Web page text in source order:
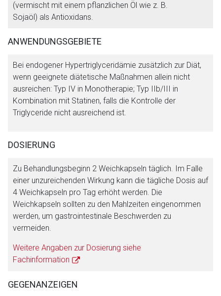
(vermischt mit einem pflanzlichen Öl wie z. B.
Sojaöl) als Antioxidans.
ANWENDUNGSGEBIETE
Bei endogener Hypertriglyceridämie zusätzlich zur Diät,
wenn geeignete diätetische Maßnahmen allein nicht
ausreichen: Typ IV in Monotherapie; Typ IIb/III in
Kombination mit Statinen, falls die Kontrolle der
Triglyceride nicht ausreichend ist.
DOSIERUNG
Zu Behandlungsbeginn 2 Weichkapseln täglich. Im Falle
einer unzureichenden Wirkung kann die tägliche Dosis auf
4 Weichkapseln pro Tag erhöht werden. Die
Weichkapseln sollten zu den Mahlzeiten eingenommen
werden, um gastrointestinale Beschwerden zu
vermeiden.
Weitere Angaben zur Dosierung siehe
Fachinformation
GEGENANZEIGEN
Aufruf einer externen Seite
Der von Ihnen aufgerufene Link öffnet eine externe Web-
Seite. Für die Inhalte der externen Web-Seite ist deren
Betreiber verantwortlich. Ebenso gelten dort ggf. andere
Datenschutzbestimmungen.